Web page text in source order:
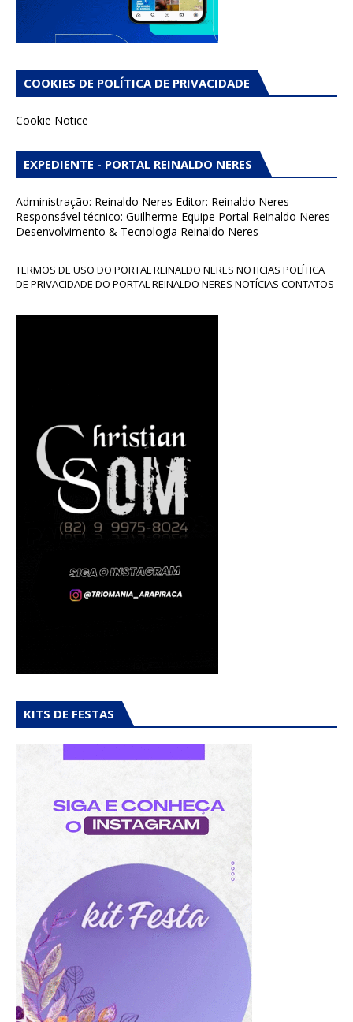
COOKIES DE POLÍTICA DE PRIVACIDADE
Cookie Notice
EXPEDIENTE - PORTAL REINALDO NERES
Administração: Reinaldo Neres Editor: Reinaldo Neres
Responsável técnico: Guilherme Equipe Portal Reinaldo Neres
Desenvolvimento & Tecnologia Reinaldo Neres
TERMOS DE USO DO PORTAL REINALDO NERES NOTICIAS POLÍTICA
DE PRIVACIDADE DO PORTAL REINALDO NERES NOTÍCIAS CONTATOS
KITS DE FESTAS